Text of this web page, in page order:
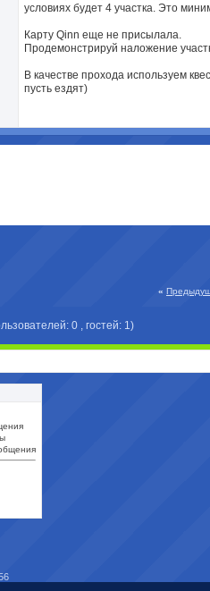
условиях будет 4 участка. Это
Карту Qinn еще не присылала.
Продемонстрируй наложение
В качестве прохода используем
пусть ездят)
«
0 , гостей: 1)